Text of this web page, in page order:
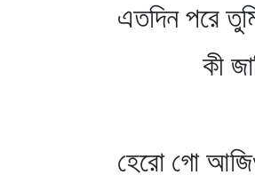
এতদিন পরে
কী জানি
হেরো গো